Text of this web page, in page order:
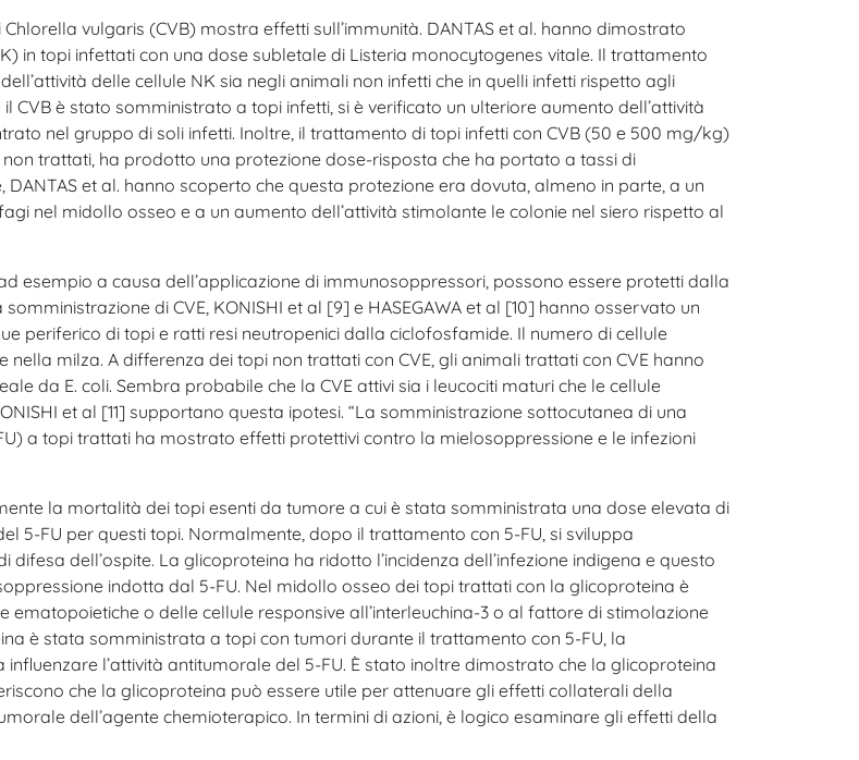
vulgaris (CVB) mostra effetti sull’immunità. DANTAS et al. hanno dimostrato
in topi infettati con una dose subletale di Listeria monocytogenes vitale. Il trattamento
delle cellule NK sia negli animali non infetti che in quelli infetti rispetto agli
è stato somministrato a topi infetti, si è verificato un ulteriore aumento dell’attività
nel gruppo di soli infetti. Inoltre, il trattamento di topi infetti con CVB (50 e 500 mg/kg)
trattati, ha prodotto una protezione dose-risposta che ha portato a tassi di
et al. hanno scoperto che questa protezione era dovuta, almeno in parte, a un
nel midollo osseo e a un aumento dell’attività stimolante le colonie nel siero rispetto al
esempio a causa dell’applicazione di immunosoppressori, possono essere protetti dalla
di CVE, KONISHI et al [9] e HASEGAWA et al [10] hanno osservato un
periferico di topi e ratti resi neutropenici dalla ciclofosfamide. Il numero di cellule
milza. A differenza dei topi non trattati con CVE, gli animali trattati con CVE hanno
da E. coli. Sembra probabile che la CVE attivi sia i leucociti maturi che le cellule
et al [11] supportano questa ipotesi. “La somministrazione sottocutanea di una
a topi trattati ha mostrato effetti protettivi contro la mielosoppressione e le infezioni
la mortalità dei topi esenti da tumore a cui è stata somministrata una dose elevata di
5-FU per questi topi. Normalmente, dopo il trattamento con 5-FU, si sviluppa
dell’ospite. La glicoproteina ha ridotto l’incidenza dell’infezione indigena e questo
indotta dal 5-FU. Nel midollo osseo dei topi trattati con la glicoproteina è
o delle cellule responsive all’interleuchina-3 o al fattore di stimolazione
è stata somministrata a topi con tumori durante il trattamento con 5-FU, la
l’attività antitumorale del 5-FU. È stato inoltre dimostrato che la glicoproteina
che la glicoproteina può essere utile per attenuare gli effetti collaterali della
dell’agente chemioterapico. In termini di azioni, è logico esaminare gli effetti della